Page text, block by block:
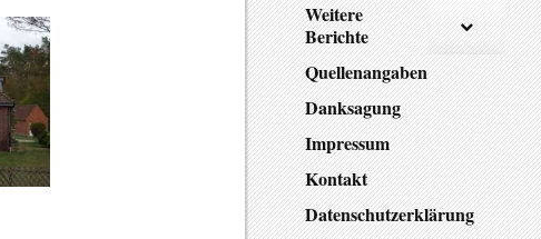
Weitere
Berichte
Quellenangaben
Danksagung
Impressum
Kontakt
Datenschutzerklärung